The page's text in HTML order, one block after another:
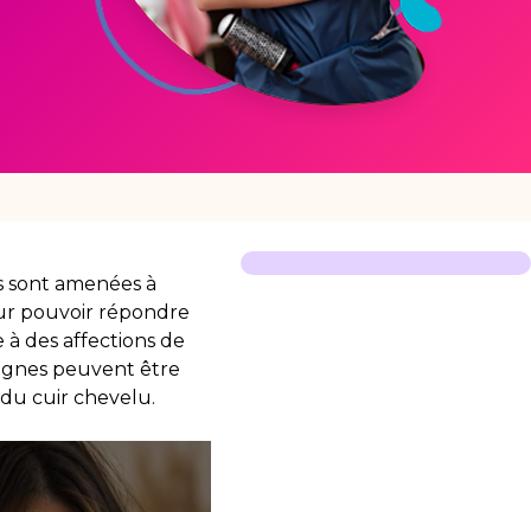
amenées à
pouvoir répondre
des affections de
peuvent être
du cuir chevelu.